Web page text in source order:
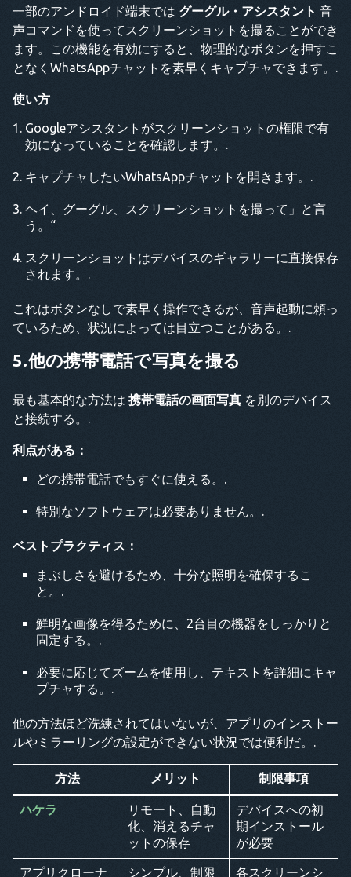
一部のアンドロイド端末では グーグル・アシスタント 音
声コマンドを使ってスクリーンショットを撮ることができ
ます。この機能を有効にすると、物理的なボタンを押すこ
となくWhatsAppチャットを素早くキャプチャできます。.
使い方
Googleアシスタントがスクリーンショットの権限で有
効になっていることを確認します。.
キャプチャしたいWhatsAppチャットを開きます。.
ヘイ、グーグル、スクリーンショットを撮って」と言
う。“
スクリーンショットはデバイスのギャラリーに直接保存
されます。.
これはボタンなしで素早く操作できるが、音声起動に頼っ
ているため、状況によっては目立つことがある。.
5.他の携帯電話で写真を撮る
最も基本的な方法は 携帯電話の画面写真 を別のデバイス
と接続する。.
利点がある：
どの携帯電話でもすぐに使える。.
特別なソフトウェアは必要ありません。.
ベストプラクティス：
まぶしさを避けるため、十分な照明を確保するこ
と。.
鮮明な画像を得るために、2台目の機器をしっかりと
固定する。.
必要に応じてズームを使用し、テキストを詳細にキャ
プチャする。.
他の方法ほど洗練されてはいないが、アプリのインストー
ルやミラーリングの設定ができない状況では便利だ。.
方法 メリット 制限事項
ハケラ
リモート、自動
化、消えるチャ
ットの保存
デバイスへの初
期インストール
が必要
アプリクローナ シンプル、制限 各スクリーンシ